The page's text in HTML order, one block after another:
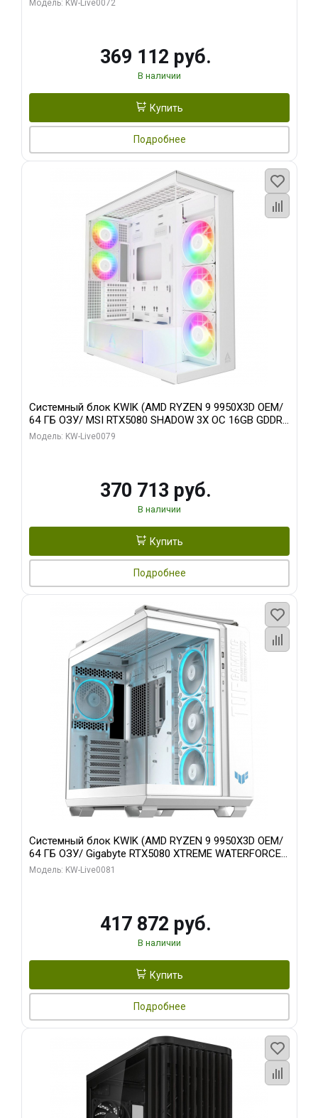
Модель: KW-Live0072
369 112 руб.
В наличии
Купить
Подробнее
Системный блок KWIK (AMD RYZEN 9 9950X3D OEM/
64 ГБ ОЗУ/ MSI RTX5080 SHADOW 3X OC 16GB GDDR7
256bit 3xDP HDMI/ 960 ГБ SSD)
Модель: KW-Live0079
370 713 руб.
В наличии
Купить
Подробнее
Системный блок KWIK (AMD RYZEN 9 9950X3D OEM/
64 ГБ ОЗУ/ Gigabyte RTX5080 XTREME WATERFORCE
16GB GDDR7 256bit/ 1 ТБ SSD)
Модель: KW-Live0081
417 872 руб.
В наличии
Купить
Подробнее